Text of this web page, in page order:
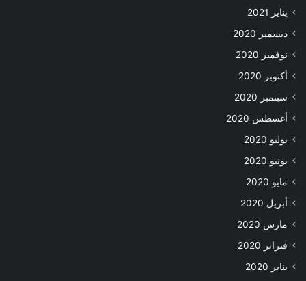
يناير 2021
ديسمبر 2020
نوفمبر 2020
أكتوبر 2020
سبتمبر 2020
أغسطس 2020
يوليو 2020
يونيو 2020
مايو 2020
أبريل 2020
مارس 2020
فبراير 2020
يناير 2020